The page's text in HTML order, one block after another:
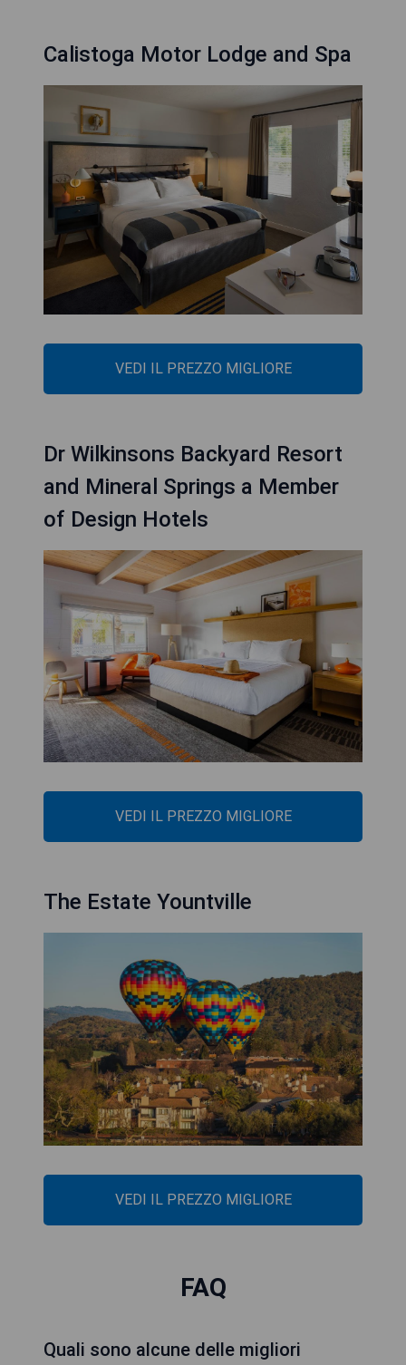
Calistoga Motor Lodge and Spa
VEDI IL PREZZO MIGLIORE
Dr Wilkinsons Backyard Resort
and Mineral Springs a Member
of Design Hotels
VEDI IL PREZZO MIGLIORE
The Estate Yountville
VEDI IL PREZZO MIGLIORE
FAQ
Quali sono alcune delle migliori